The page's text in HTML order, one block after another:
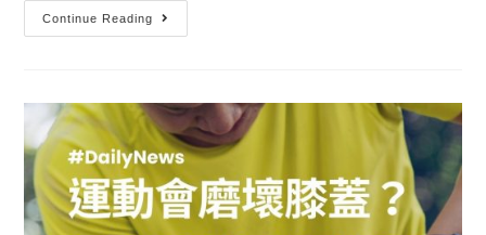
Continue Reading